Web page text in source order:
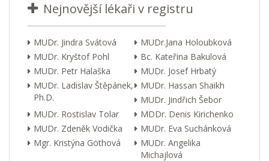
Nejnovější lékaři v registru
MUDr. Jindra Svátová
MUDr.Jana Holoubková
MUDr. Kryštof Pohl
Bc. Kateřina Bakulová
MUDr. Petr Halaška
MUDr. Josef Hrbatý
MUDr. Ladislav Štěpánek,
Ph.D.
MUDr. Hassan Shaikh
MUDr. Jindřich Šebor
MUDr. Rostislav Tolar
MDDr. Denis Kirichenko
MUDr. Zdeněk Vodička
MUDr. Eva Suchánková
Mgr. Kristýna Göthová
MUDr. Angelika
Michajlová